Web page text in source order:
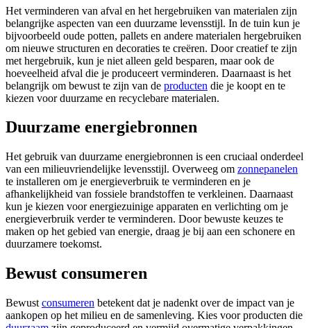
Het verminderen van afval en het hergebruiken van materialen zijn
belangrijke aspecten van een duurzame levensstijl. In de tuin kun je
bijvoorbeeld oude potten, pallets en andere materialen hergebruiken
om nieuwe structuren en decoraties te creëren. Door creatief te zijn
met hergebruik, kun je niet alleen geld besparen, maar ook de
hoeveelheid afval die je produceert verminderen. Daarnaast is het
belangrijk om bewust te zijn van de producten die je koopt en te
kiezen voor duurzame en recyclebare materialen.
Duurzame energiebronnen
Het gebruik van duurzame energiebronnen is een cruciaal onderdeel
van een milieuvriendelijke levensstijl. Overweeg om zonnepanelen
te installeren om je energieverbruik te verminderen en je
afhankelijkheid van fossiele brandstoffen te verkleinen. Daarnaast
kun je kiezen voor energiezuinige apparaten en verlichting om je
energieverbruik verder te verminderen. Door bewuste keuzes te
maken op het gebied van energie, draag je bij aan een schonere en
duurzamere toekomst.
Bewust consumeren
Bewust consumeren betekent dat je nadenkt over de impact van je
aankopen op het milieu en de samenleving. Kies voor producten die